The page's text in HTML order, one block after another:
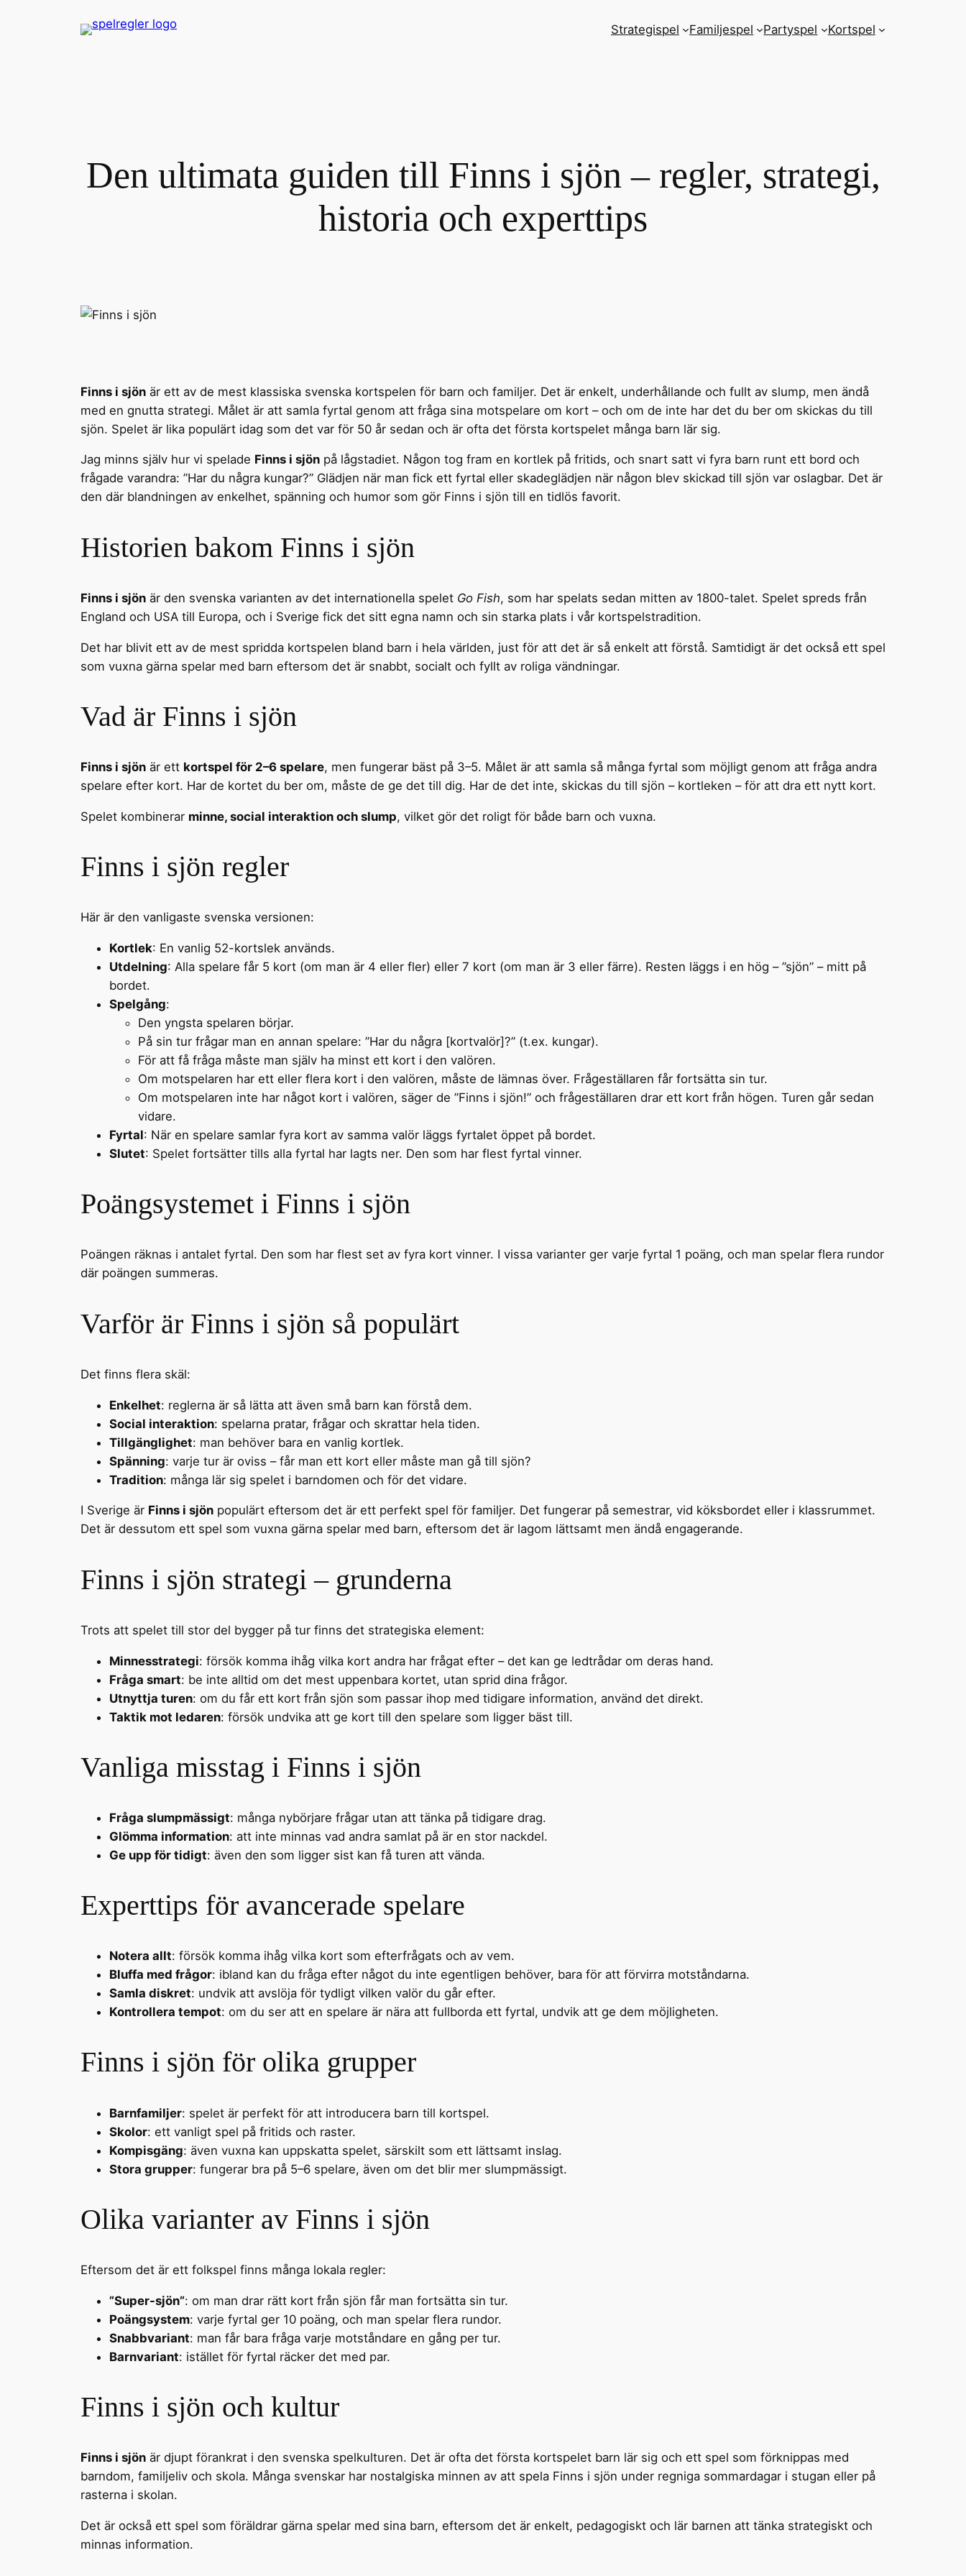
Strategispel Familjespel Partyspel Kortspel
Den ultimata guiden till Finns i sjön – regler, strategi,
historia och experttips
Finns i sjön är ett av de mest klassiska svenska kortspelen för barn och familjer. Det är enkelt, underhållande och fullt av slump, men ändå
med en gnutta strategi. Målet är att samla fyrtal genom att fråga sina motspelare om kort – och om de inte har det du ber om skickas du till
sjön. Spelet är lika populärt idag som det var för 50 år sedan och är ofta det första kortspelet många barn lär sig.
Jag minns själv hur vi spelade Finns i sjön på lågstadiet. Någon tog fram en kortlek på fritids, och snart satt vi fyra barn runt ett bord och
frågade varandra: ”Har du några kungar?” Glädjen när man fick ett fyrtal eller skadeglädjen när någon blev skickad till sjön var oslagbar. Det är
den där blandningen av enkelhet, spänning och humor som gör Finns i sjön till en tidlös favorit.
Historien bakom Finns i sjön
Finns i sjön är den svenska varianten av det internationella spelet Go Fish, som har spelats sedan mitten av 1800-talet. Spelet spreds från
England och USA till Europa, och i Sverige fick det sitt egna namn och sin starka plats i vår kortspelstradition.
Det har blivit ett av de mest spridda kortspelen bland barn i hela världen, just för att det är så enkelt att förstå. Samtidigt är det också ett spel
som vuxna gärna spelar med barn eftersom det är snabbt, socialt och fyllt av roliga vändningar.
Vad är Finns i sjön
Finns i sjön är ett kortspel för 2–6 spelare, men fungerar bäst på 3–5. Målet är att samla så många fyrtal som möjligt genom att fråga andra
spelare efter kort. Har de kortet du ber om, måste de ge det till dig. Har de det inte, skickas du till sjön – kortleken – för att dra ett nytt kort.
Spelet kombinerar minne, social interaktion och slump, vilket gör det roligt för både barn och vuxna.
Finns i sjön regler
Här är den vanligaste svenska versionen:
Kortlek: En vanlig 52-kortslek används.
Utdelning: Alla spelare får 5 kort (om man är 4 eller fler) eller 7 kort (om man är 3 eller färre). Resten läggs i en hög – ”sjön” – mitt på
bordet.
Spelgång:
Den yngsta spelaren börjar.
På sin tur frågar man en annan spelare: ”Har du några [kortvalör]?” (t.ex. kungar).
För att få fråga måste man själv ha minst ett kort i den valören.
Om motspelaren har ett eller flera kort i den valören, måste de lämnas över. Frågeställaren får fortsätta sin tur.
Om motspelaren inte har något kort i valören, säger de ”Finns i sjön!” och frågeställaren drar ett kort från högen. Turen går sedan
vidare.
Fyrtal: När en spelare samlar fyra kort av samma valör läggs fyrtalet öppet på bordet.
Slutet: Spelet fortsätter tills alla fyrtal har lagts ner. Den som har flest fyrtal vinner.
Poängsystemet i Finns i sjön
Poängen räknas i antalet fyrtal. Den som har flest set av fyra kort vinner. I vissa varianter ger varje fyrtal 1 poäng, och man spelar flera rundor
där poängen summeras.
Varför är Finns i sjön så populärt
Det finns flera skäl:
Enkelhet: reglerna är så lätta att även små barn kan förstå dem.
Social interaktion: spelarna pratar, frågar och skrattar hela tiden.
Tillgänglighet: man behöver bara en vanlig kortlek.
Spänning: varje tur är oviss – får man ett kort eller måste man gå till sjön?
Tradition: många lär sig spelet i barndomen och för det vidare.
I Sverige är Finns i sjön populärt eftersom det är ett perfekt spel för familjer. Det fungerar på semestrar, vid köksbordet eller i klassrummet.
Det är dessutom ett spel som vuxna gärna spelar med barn, eftersom det är lagom lättsamt men ändå engagerande.
Finns i sjön strategi – grunderna
Trots att spelet till stor del bygger på tur finns det strategiska element:
Minnesstrategi: försök komma ihåg vilka kort andra har frågat efter – det kan ge ledtrådar om deras hand.
Fråga smart: be inte alltid om det mest uppenbara kortet, utan sprid dina frågor.
Utnyttja turen: om du får ett kort från sjön som passar ihop med tidigare information, använd det direkt.
Taktik mot ledaren: försök undvika att ge kort till den spelare som ligger bäst till.
Vanliga misstag i Finns i sjön
Fråga slumpmässigt: många nybörjare frågar utan att tänka på tidigare drag.
Glömma information: att inte minnas vad andra samlat på är en stor nackdel.
Ge upp för tidigt: även den som ligger sist kan få turen att vända.
Experttips för avancerade spelare
Notera allt: försök komma ihåg vilka kort som efterfrågats och av vem.
Bluffa med frågor: ibland kan du fråga efter något du inte egentligen behöver, bara för att förvirra motståndarna.
Samla diskret: undvik att avslöja för tydligt vilken valör du går efter.
Kontrollera tempot: om du ser att en spelare är nära att fullborda ett fyrtal, undvik att ge dem möjligheten.
Finns i sjön för olika grupper
Barnfamiljer: spelet är perfekt för att introducera barn till kortspel.
Skolor: ett vanligt spel på fritids och raster.
Kompisgäng: även vuxna kan uppskatta spelet, särskilt som ett lättsamt inslag.
Stora grupper: fungerar bra på 5–6 spelare, även om det blir mer slumpmässigt.
Olika varianter av Finns i sjön
Eftersom det är ett folkspel finns många lokala regler:
”Super-sjön”: om man drar rätt kort från sjön får man fortsätta sin tur.
Poängsystem: varje fyrtal ger 10 poäng, och man spelar flera rundor.
Snabbvariant: man får bara fråga varje motståndare en gång per tur.
Barnvariant: istället för fyrtal räcker det med par.
Finns i sjön och kultur
Finns i sjön är djupt förankrat i den svenska spelkulturen. Det är ofta det första kortspelet barn lär sig och ett spel som förknippas med
barndom, familjeliv och skola. Många svenskar har nostalgiska minnen av att spela Finns i sjön under regniga sommardagar i stugan eller på
rasterna i skolan.
Det är också ett spel som föräldrar gärna spelar med sina barn, eftersom det är enkelt, pedagogiskt och lär barnen att tänka strategiskt och
minnas information.